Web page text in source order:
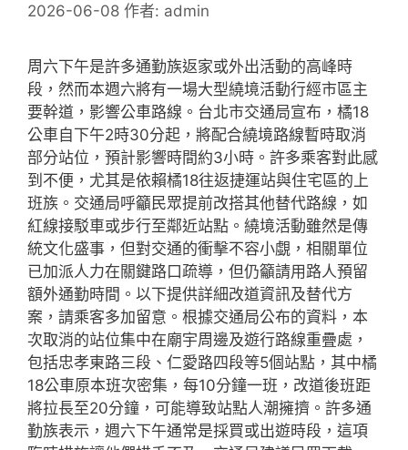
2026-06-08 作者: admin
周六下午是許多通勤族返家或外出活動的高峰時
段，然而本週六將有一場大型繞境活動行經市區主
要幹道，影響公車路線。台北市交通局宣布，橘18
公車自下午2時30分起，將配合繞境路線暫時取消
部分站位，預計影響時間約3小時。許多乘客對此感
到不便，尤其是依賴橘18往返捷運站與住宅區的上
班族。交通局呼籲民眾提前改搭其他替代路線，如
紅線接駁車或步行至鄰近站點。繞境活動雖然是傳
統文化盛事，但對交通的衝擊不容小覷，相關單位
已加派人力在關鍵路口疏導，但仍籲請用路人預留
額外通勤時間。以下提供詳細改道資訊及替代方
案，請乘客多加留意。根據交通局公布的資料，本
次取消的站位集中在廟宇周邊及遊行路線重疊處，
包括忠孝東路三段、仁愛路四段等5個站點，其中橘
18公車原本班次密集，每10分鐘一班，改道後班距
將拉長至20分鐘，可能導致站點人潮擁擠。許多通
勤族表示，週六下午通常是採買或出遊時段，這項